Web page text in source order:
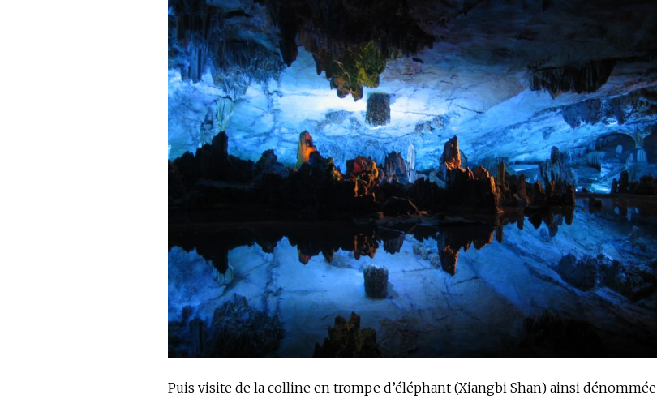
Puis visite de la colline en trompe d’éléphant (Xiangbi Shan) ainsi dénommée